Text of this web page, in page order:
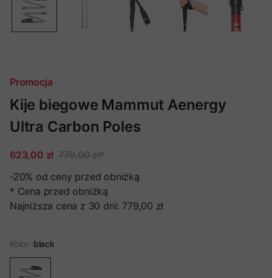
Promocja
Kije biegowe Mammut Aenergy
Ultra Carbon Poles
623,00 zł 779,00 zł*
-20% od ceny przed obniżką
* Cena przed obniżką
Najniższa cena z 30 dni: 779,00 zł
Kolor: black